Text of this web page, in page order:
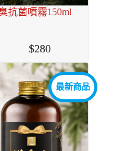
抗菌噴霧150ml
280
最新商品